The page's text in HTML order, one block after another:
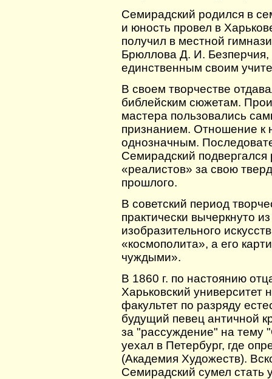
Семирадский родился в
и юность провел в
получил в местной
Брюллова Д. И. Безперчия,
единственным своим
В своем творчестве
библейским сюжетам.
мастера пользовались
признанием. Отношение к
однозначным.
Семирадский подвергался
«реалистов» за свою
прошлого.
В советский период
практически вычеркнуто
изобразительного
«космополита», а его
чуждыми».
В 1860 г. по настоянию
Харьковский университет
факультет по разряду
будущий певец античной
за "рассуждение" на тему
уехал в Петербург, где
(Академия Художеств).
Семирадский сумел стать